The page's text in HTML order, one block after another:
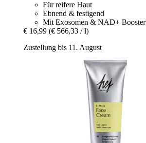
Für reifere Haut
Ebnend & festigend
Mit Exosomen & NAD+ Booster
€ 16,99 (€ 566,33 / l)
Zustellung bis 11. August